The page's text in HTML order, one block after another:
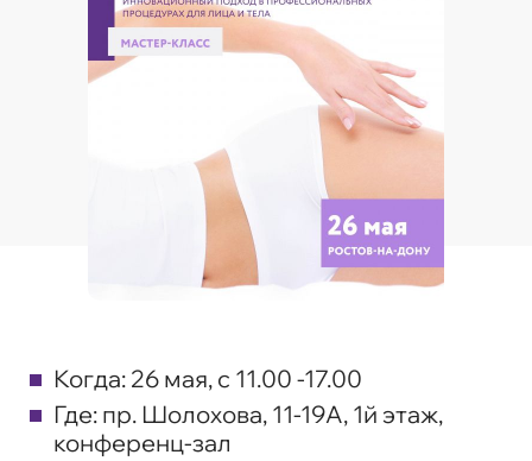
Когда: 26 мая, с 11.00 -17.00
Где: пр. Шолохова, 11-19А, 1й этаж,
конференц-зал